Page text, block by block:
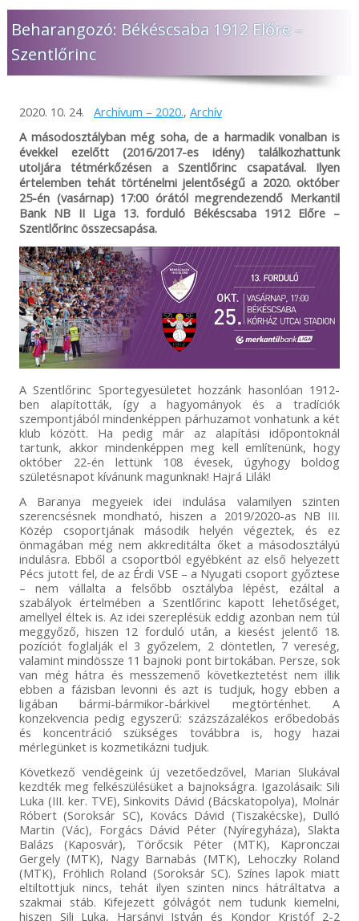
Beharangozó: Békéscsaba 1912 Előre –
Szentlőrinc
2020. 10. 24. Archívum – 2020., Archív
A másodosztályban még soha, de a harmadik vonalban is
évekkel ezelőtt (2016/2017-es idény) találkozhattunk
utoljára tétmérkőzésen a Szentlőrinc csapatával. Ilyen
értelemben tehát történelmi jelentőségű a 2020. október
25-én (vasárnap) 17:00 órától megrendezendő Merkantil
Bank NB II Liga 13. forduló Békéscsaba 1912 Előre –
Szentlőrinc összecsapása.
A Szentlőrinc Sportegyesületet hozzánk hasonlóan 1912-
ben alapították, így a hagyományok és a tradíciók
szempontjából mindenképpen párhuzamot vonhatunk a két
klub között. Ha pedig már az alapítási időpontoknál
tartunk, akkor mindenképpen meg kell említenünk, hogy
október 22-én lettünk 108 évesek, úgyhogy boldog
születésnapot kívánunk magunknak! Hajrá Lilák!
A Baranya megyeiek idei indulása valamilyen szinten
szerencsésnek mondható, hiszen a 2019/2020-as NB III.
Közép csoportjának második helyén végeztek, és ez
önmagában még nem akkreditálta őket a másodosztályú
indulásra. Ebből a csoportból egyébként az első helyezett
Pécs jutott fel, de az Érdi VSE – a Nyugati csoport győztese
– nem vállalta a felsőbb osztályba lépést, ezáltal a
szabályok értelmében a Szentlőrinc kapott lehetőséget,
amellyel éltek is. Az idei szereplésük eddig azonban nem túl
meggyőző, hiszen 12 forduló után, a kiesést jelentő 18.
pozíciót foglalják el 3 győzelem, 2 döntetlen, 7 vereség,
valamint mindössze 11 bajnoki pont birtokában. Persze, sok
van még hátra és messzemenő következtetést nem illik
ebben a fázisban levonni és azt is tudjuk, hogy ebben a
ligában bármi-bármikor-bárkivel megtörténhet. A
konzekvencia pedig egyszerű: százszázalékos erőbedobás
és koncentráció szükséges továbbra is, hogy hazai
mérlegünket is kozmetikázni tudjuk.
Következő vendégeink új vezetőedzővel, Marian Slukával
kezdték meg felkészülésüket a bajnokságra. Igazolásaik: Sili
Luka (III. ker. TVE), Sinkovits Dávid (Bácskatopolya), Molnár
Róbert (Soroksár SC), Kovács Dávid (Tiszakécske), Dulló
Martin (Vác), Forgács Dávid Péter (Nyíregyháza), Slakta
Balázs (Kaposvár), Törőcsik Péter (MTK), Kapronczai
Gergely (MTK), Nagy Barnabás (MTK), Lehoczky Roland
(MTK), Fröhlich Roland (Soroksár SC). Színes lapok miatt
eltiltottjuk nincs, tehát ilyen szinten nincs hátráltatva a
szakmai stáb. Kifejezett gólvágót nem tudunk kiemelni,
hiszen Sili Luka, Harsányi István és Kondor Kristóf 2-2